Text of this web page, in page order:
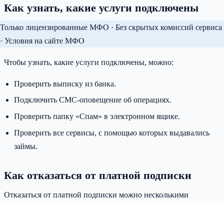
Как узнать, какие услуги подключены
Только лицензированные МФО · Без скрытых комиссий сервиса
· Условия на сайте МФО
Чтобы узнать, какие услуги подключены, можно:
Проверить выписку из банка.
Подключить СМС-оповещение об операциях.
Проверить папку «Спам» в электронном ящике.
Проверить все сервисы, с помощью которых выдавались
займы.
Как отказаться от платной подписки
Отказаться от платной подписки можно несколькими